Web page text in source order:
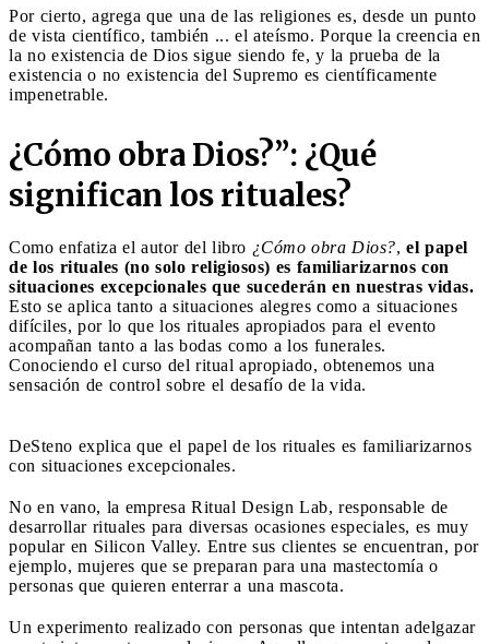
Por cierto, agrega que una de las religiones es, desde un punto
de vista científico, también ... el ateísmo. Porque la creencia en
la no existencia de Dios sigue siendo fe, y la prueba de la
existencia o no existencia del Supremo es científicamente
impenetrable.
¿Cómo obra Dios?”: ¿Qué
significan los rituales?
Como enfatiza el autor del libro ¿Cómo obra Dios?, el papel
de los rituales (no solo religiosos) es familiarizarnos con
situaciones excepcionales que sucederán en nuestras vidas.
Esto se aplica tanto a situaciones alegres como a situaciones
difíciles, por lo que los rituales apropiados para el evento
acompañan tanto a las bodas como a los funerales.
Conociendo el curso del ritual apropiado, obtenemos una
sensación de control sobre el desafío de la vida.
DeSteno explica que el papel de los rituales es familiarizarnos
con situaciones excepcionales.
No en vano, la empresa Ritual Design Lab, responsable de
desarrollar rituales para diversas ocasiones especiales, es muy
popular en Silicon Valley. Entre sus clientes se encuentran, por
ejemplo, mujeres que se preparan para una mastectomía o
personas que quieren enterrar a una mascota.
Un experimento realizado con personas que intentan adelgazar